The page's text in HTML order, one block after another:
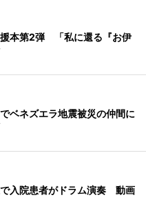
本第2弾 「私に還る『お伊
ベネズエラ地震被災の仲間に
入院患者がドラム演奏 動画